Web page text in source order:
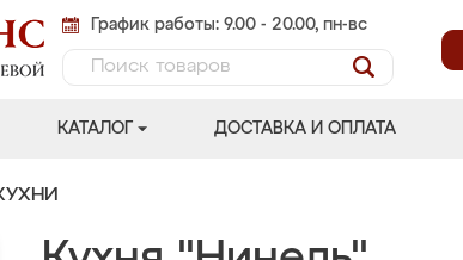
График работы: 9.00 - 20.00, пн-вс
КАТАЛОГ ДОСТАВКА И ОПЛАТА